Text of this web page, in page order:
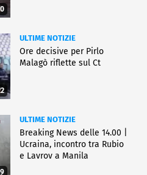
ULTIME NOTIZIE
Ore decisive per Pirlo
Malagò riflette sul Ct
ULTIME NOTIZIE
Breaking News delle 14.00 |
Ucraina, incontro tra Rubio
e Lavrov a Manila